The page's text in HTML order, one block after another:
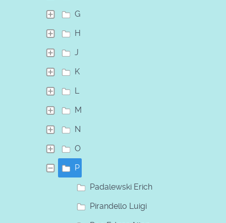
G
H
J
K
L
M
N
O
P
Padalewski Erich
Pirandello Luigi